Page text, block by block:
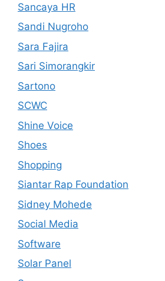
Sancaya HR
Sandi Nugroho
Sara Fajira
Sari Simorangkir
Sartono
SCWC
Shine Voice
Shoes
Shopping
Siantar Rap Foundation
Sidney Mohede
Social Media
Software
Solar Panel